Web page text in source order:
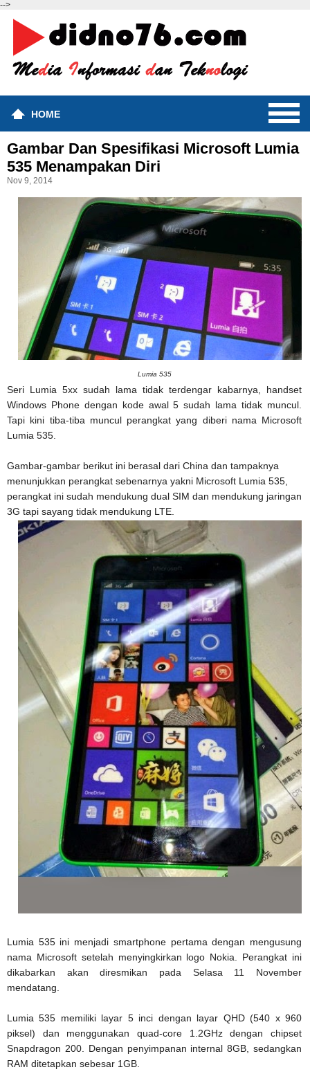
-->
HOME
Gambar Dan Spesifikasi Microsoft Lumia
535 Menampakan Diri
Nov 9, 2014
Lumia 535
Seri Lumia 5xx sudah lama tidak terdengar kabarnya, handset
Windows Phone dengan kode awal 5 sudah lama tidak muncul.
Tapi kini tiba-tiba muncul perangkat yang diberi nama Microsoft
Lumia 535.
Gambar-gambar berikut ini berasal dari China dan tampaknya
menunjukkan perangkat sebenarnya yakni Microsoft Lumia 535,
perangkat ini sudah mendukung dual SIM dan mendukung jaringan
3G tapi sayang tidak mendukung LTE.
Lumia 535 ini menjadi smartphone pertama dengan mengusung
nama Microsoft setelah menyingkirkan logo Nokia. Perangkat ini
dikabarkan akan diresmikan pada Selasa 11 November
mendatang.
Lumia 535 memiliki layar 5 inci dengan layar QHD (540 x 960
piksel) dan menggunakan quad-core 1.2GHz dengan chipset
Snapdragon 200. Dengan penyimpanan internal 8GB, sedangkan
RAM ditetapkan sebesar 1GB.